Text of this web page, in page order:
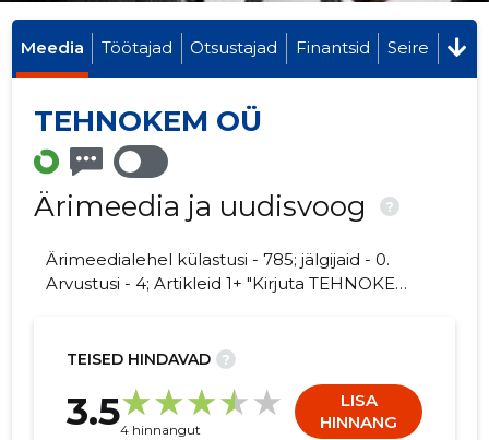
Meedia Töötajad Otsustajad Finantsid Seire
TEHNOKEM OÜ
Ärimeedia ja uudisvoog ?
Ärimeedialehel külastusi - 785; jälgijaid - 0.
Arvustusi - 4; Artikleid 1+ "Kirjuta TEHNOKEM
TEISED HINDAVAD ?
3.54 hinnangut
LISA
HINNANG